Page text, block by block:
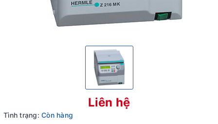
Liên hệ
Tình trạng: Còn hàng